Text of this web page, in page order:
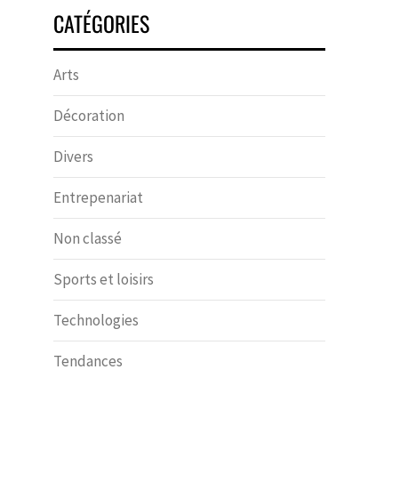
CATÉGORIES
Arts
Décoration
Divers
Entrepenariat
Non classé
Sports et loisirs
Technologies
Tendances